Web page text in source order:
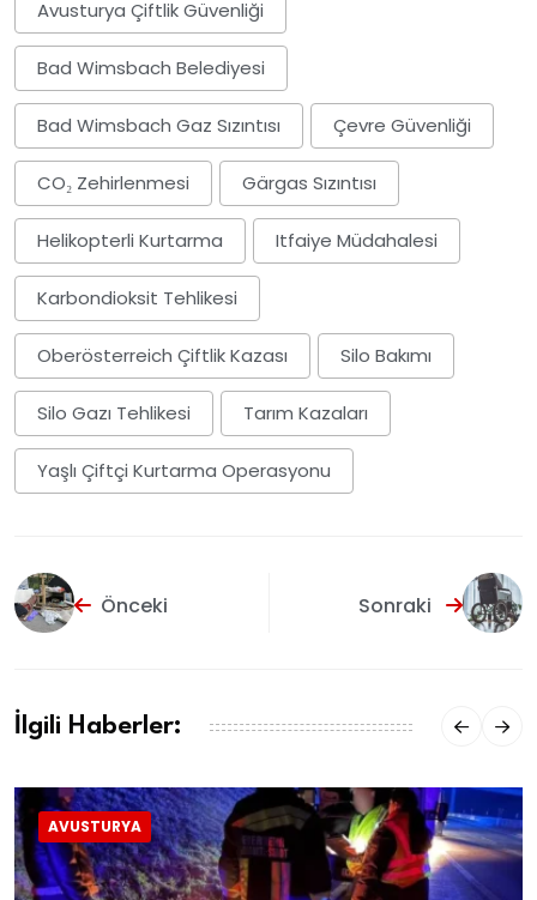
Avusturya Çiftlik Güvenliği
Bad Wimsbach Belediyesi
Bad Wimsbach Gaz Sızıntısı Çevre Güvenliği
CO₂ Zehirlenmesi Gärgas Sızıntısı
Helikopterli Kurtarma Itfaiye Müdahalesi
Karbondioksit Tehlikesi
Oberösterreich Çiftlik Kazası Silo Bakımı
Silo Gazı Tehlikesi Tarım Kazaları
Yaşlı Çiftçi Kurtarma Operasyonu
Önceki Sonraki
İlgili Haberler:
AVUSTURYA